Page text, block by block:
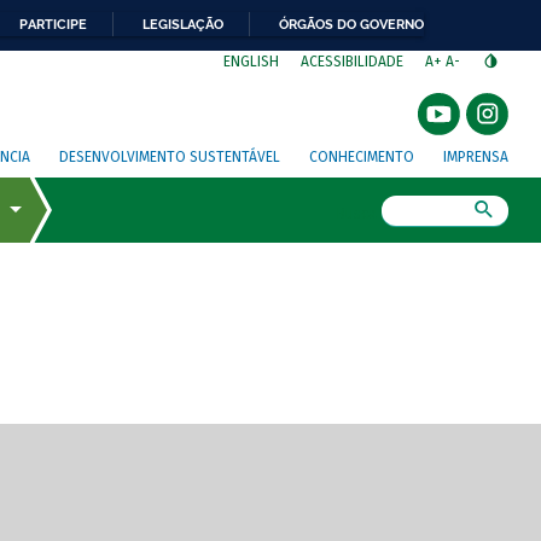
PARTICIPE LEGISLAÇÃO ÓRGÃOS DO GOVERNO
ENGLISH ACESSIBILIDADE A+ A-
DESENVOLVIMENTO SUSTENTÁVEL CONHECIMENTO IMPRENSA
de tela